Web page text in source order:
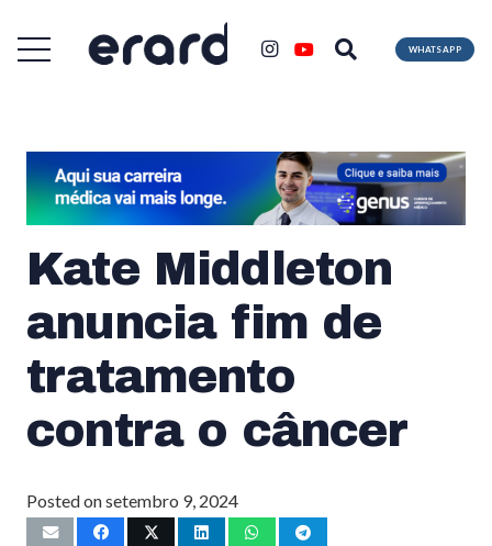
WHATSAPP
Kate Middleton
anuncia fim de
tratamento
contra o câncer
Posted onsetembro 9, 2024